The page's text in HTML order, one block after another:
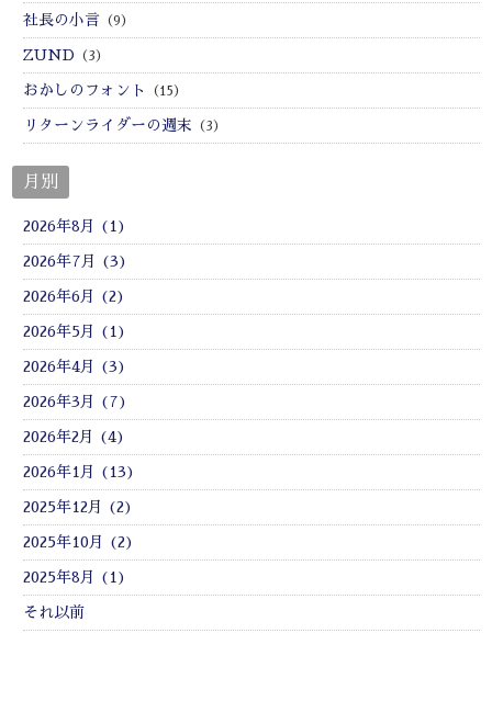
社長の小言 （9）
ZUND （3）
おかしのフォント （15）
リターンライダーの週末 （3）
月別
2026年8月 (1)
2026年7月 (3)
2026年6月 (2)
2026年5月 (1)
2026年4月 (3)
2026年3月 (7)
2026年2月 (4)
2026年1月 (13)
2025年12月 (2)
2025年10月 (2)
2025年8月 (1)
それ以前